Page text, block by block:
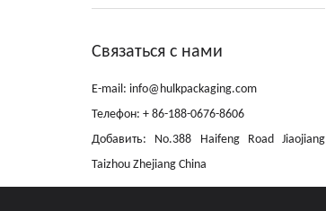
Связаться с нами
E-mail: info@hulkpackaging.com
Телефон: + 86-188-0676-8606
Добавить: No.388 Haifeng Road Jiaojiang
Taizhou Zhejiang China